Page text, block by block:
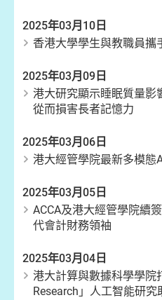
2025年03月10日
香港大學學生與教職員攜
2025年03月09日
港大研究顯示睡眠質量影
從而損害長者記憶力
2025年03月06日
港大經管學院最新多模態
2025年03月05日
ACCA及港大經管學院續
代會計財務領袖
2025年03月04日
港大計算與數據科學學院
Research」人工智能研究